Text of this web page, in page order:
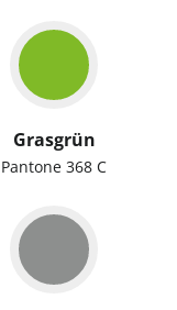
Grasgrün
Pantone 368 C